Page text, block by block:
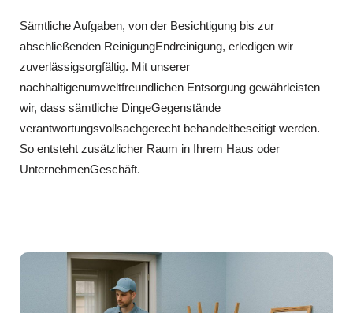
Sämtliche Aufgaben, von der Besichtigung bis zur
abschließenden ReinigungEndreinigung, erledigen wir
zuverlässigsorgfältig. Mit unserer
nachhaltigenumweltfreundlichen Entsorgung gewährleisten
wir, dass sämtliche DingeGegenstände
verantwortungsvollsachgerecht behandeltbeseitigt werden.
So entsteht zusätzlicher Raum in Ihrem Haus oder
UnternehmenGeschäft.